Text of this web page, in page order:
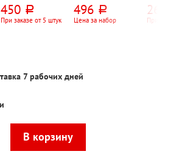
45см*21см,
синий,
450 руб.
При заказе от 5 штук
длина черенка
87см,
496 руб.
Цена за набор
длина
При
7 рабочих дней